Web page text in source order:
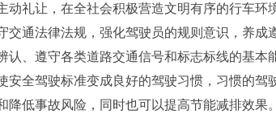
礼让，在全社会积极营造文明有序的行车环
通法律法规，强化驾驶员的规则意识，养
、遵守各类道路交通信号和标志标线的基本
全驾驶标准变成良好的驾驶习惯，习惯的
低事故风险，同时也可以提高节能减排效果